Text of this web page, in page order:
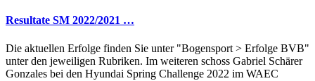
Resultate SM 2022/2021 …
Die aktuellen Erfolge finden Sie unter "Bogensport > Erfolge BVB"
unter den jeweiligen Rubriken. Im weiteren schoss Gabriel Schärer
Gonzales bei den Hyundai Spring Challenge 2022 im WAEC